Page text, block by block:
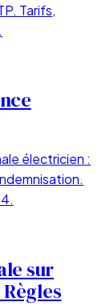
Tarifs,
électricien :
sur